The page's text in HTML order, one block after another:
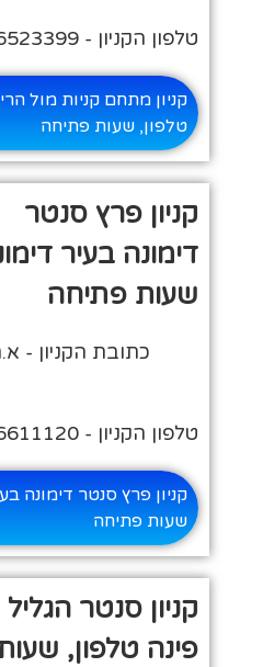
טלפון הקניון - 04-6523399
קניון מתחם קניות מול
טלפון, שעות פתיחה
קניון פרץ סנטר
דימונה בעיר
שעות פתיחה
כתובת הקניון -
טלפון הקניון - 08-6611120
קניון פרץ סנטר דימונה
שעות פתיחה
קניון סנטר
פינה טלפון,